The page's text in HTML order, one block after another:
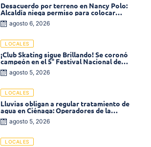
Desacuerdo por terreno en Nancy Polo:
Alcaldía niega permiso para colocar
venta de comidas
agosto 6, 2026
LOCALES
¡Club Skating sigue Brillando! Se coronó
campeón en el 5° Festival Nacional de
Patinaje «Soledad sobre Ruedas»
agosto 5, 2026
LOCALES
Lluvias obligan a regular tratamiento de
agua en Ciénaga: Operadores de la
Sierra anuncia baja presión en varios
sectores
agosto 5, 2026
LOCALES